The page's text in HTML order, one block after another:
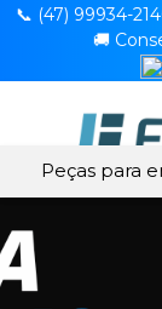
📞 (47) 99934-
🚚
Peças para